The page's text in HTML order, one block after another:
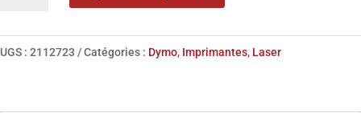
LabelWriter
UGS : 2112723 Catégories : Dymo, Imprimantes, Laser